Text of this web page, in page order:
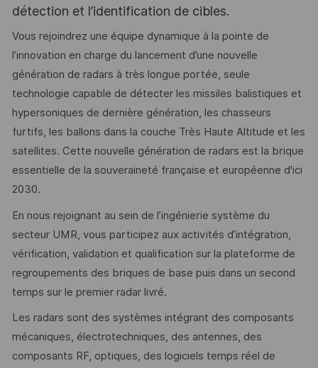
détection et l’identification de cibles.
Vous rejoindrez une équipe dynamique à la pointe de
l’innovation en charge du lancement d’une nouvelle
génération de radars à très longue portée, seule
technologie capable de détecter les missiles balistiques et
hypersoniques de dernière génération, les chasseurs
furtifs, les ballons dans la couche Très Haute Altitude et les
satellites. Cette nouvelle génération de radars est la brique
essentielle de la souveraineté française et européenne d'ici
2030.
En nous rejoignant au sein de l’ingénierie système du
secteur UMR, vous participez aux activités d’intégration,
vérification, validation et qualification sur la plateforme de
regroupements des briques de base puis dans un second
temps sur le premier radar livré.
Les radars sont des systèmes intégrant des composants
mécaniques, électrotechniques, des antennes, des
composants RF, optiques, des logiciels temps réel de